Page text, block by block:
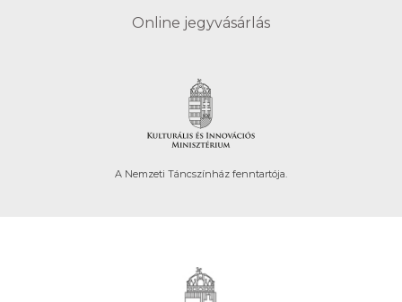
Online jegyvásárlás
A Nemzeti Táncszínház fenntartója.